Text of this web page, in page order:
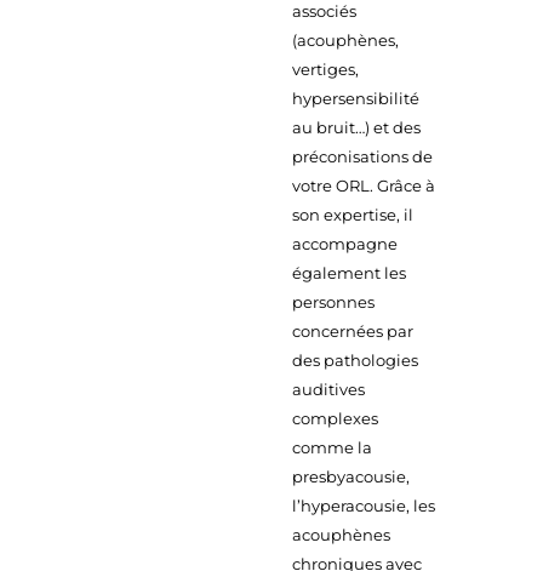
associés
(acouphènes,
vertiges,
hypersensibilité
au bruit…) et des
préconisations de
votre ORL. Grâce à
son expertise, il
accompagne
également les
personnes
concernées par
des pathologies
auditives
complexes
comme la
presbyacousie,
l’hyperacousie, les
acouphènes
chroniques avec